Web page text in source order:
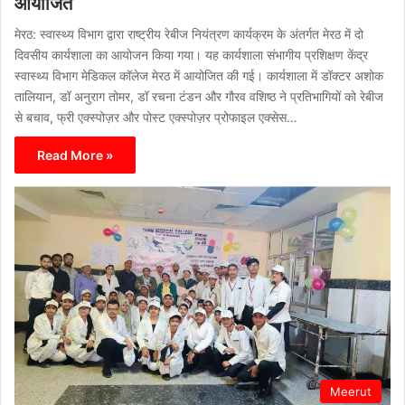
मेरठ: स्वास्थ्य विभाग द्वारा राष्ट्रीय रेबीज नियंत्रण कार्यक्रम के अंतर्गत मेरठ में दो
दिवसीय कार्यशाला का आयोजन किया गया। यह कार्यशाला संभागीय प्रशिक्षण केंद्र
स्वास्थ्य विभाग मेडिकल कॉलेज मेरठ में आयोजित की गई। कार्यशाला में डॉक्टर अशोक
तालियान, डॉ अनुराग तोमर, डॉ रचना टंडन और गौरव वशिष्ठ ने प्रतिभागियों को रेबीज
से बचाव, फ्री एक्स्पोज़र और पोस्ट एक्स्पोज़र प्रोफाइल एक्सेस…
Read More »
Meerut